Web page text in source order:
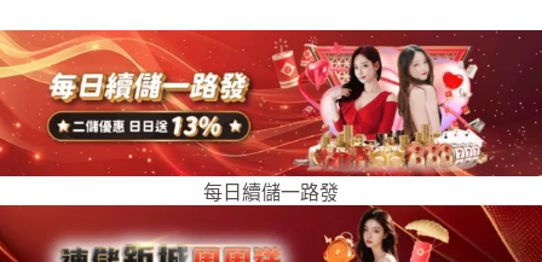
每日續儲一路發